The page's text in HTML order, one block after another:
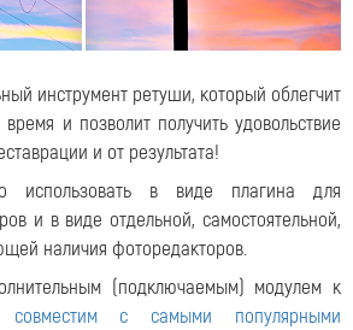
инструмент ретуши, который облегчит
и позволит получить удовольствие
и от результата!
использовать в виде плагина для
и в виде отдельной, самостоятельной,
наличия фоторедакторов.
(подключаемым) модулем к
совместим с самыми популярными